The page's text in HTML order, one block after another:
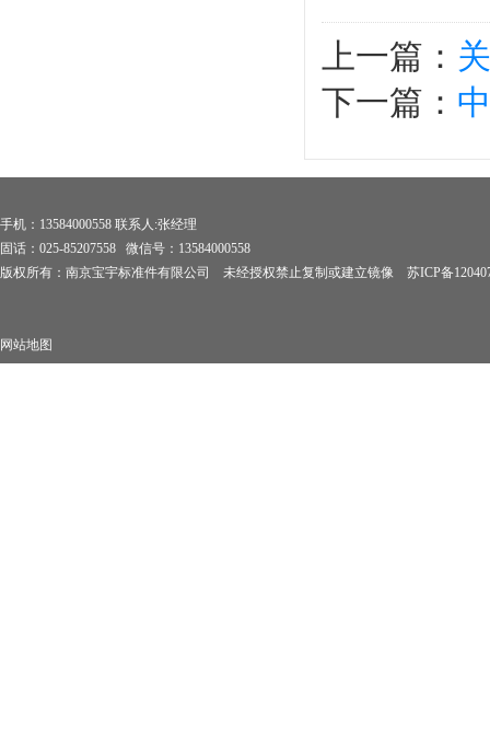
上一篇：
下一篇：
手机：13584000558 联系人:张经理
固话：025-85207558 微信号：13584000558
版权所有：南京宝宇标准件有限公司 未经授权禁止复制或建立镜像 苏ICP备
网站地图